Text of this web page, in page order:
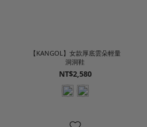
【KANGOL】女款厚底雲朵輕量
洞洞鞋
NT$2,580